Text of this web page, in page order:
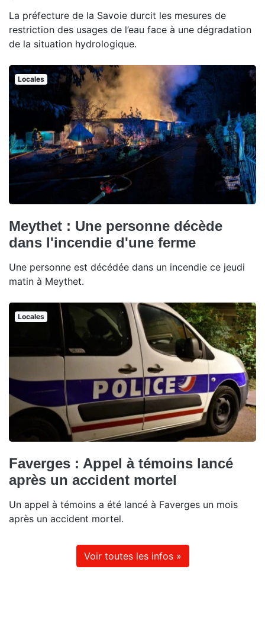
La préfecture de la Savoie durcit les mesures de
restriction des usages de l’eau face à une dégradation
de la situation hydrologique.
Locales
Meythet : Une personne décède
dans l'incendie d'une ferme
Une personne est décédée dans un incendie ce jeudi
matin à Meythet.
Locales
Faverges : Appel à témoins lancé
après un accident mortel
Un appel à témoins a été lancé à Faverges un mois
après un accident mortel.
Voir toutes les infos »